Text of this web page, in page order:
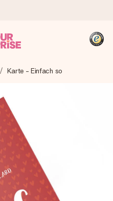
vor und schicken es
Bewertungen)
Kunden bewerten uns mit
aller Länder, in
Karte - Einfach so